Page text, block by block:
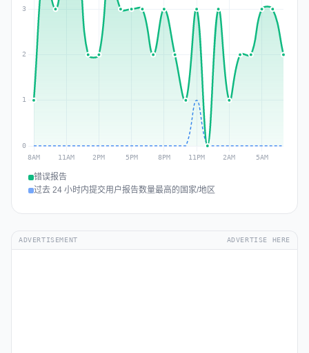
错误报告
过去 24 小时内提交用户报告数量最高的国家/地区
ADVERTISEMENT ADVERTISE HERE